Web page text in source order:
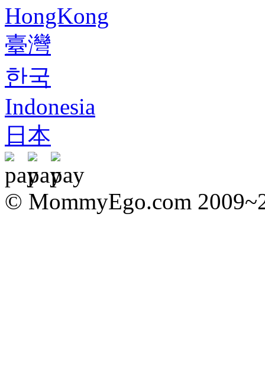
HongKong
臺灣
한국
Indonesia
日本
© MommyEgo.com